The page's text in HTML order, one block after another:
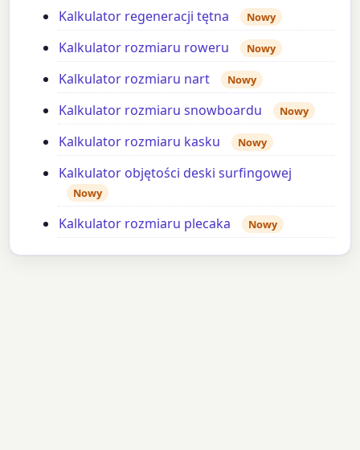
Kalkulator regeneracji tętna Nowy
Kalkulator rozmiaru roweru Nowy
Kalkulator rozmiaru nart Nowy
Kalkulator rozmiaru snowboardu Nowy
Kalkulator rozmiaru kasku Nowy
Kalkulator objętości deski surfingowej
Nowy
Kalkulator rozmiaru plecaka Nowy